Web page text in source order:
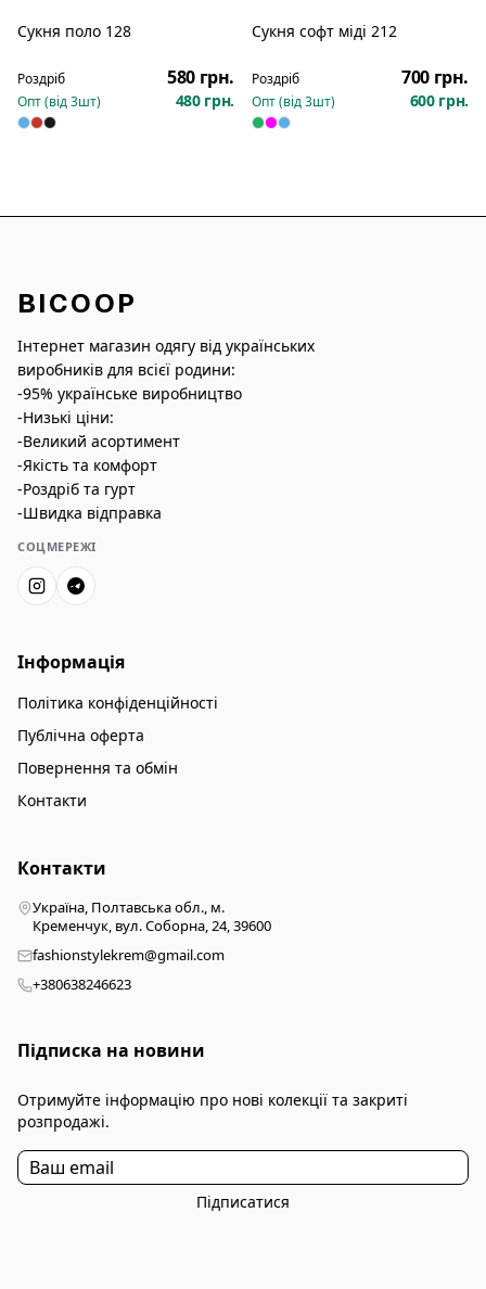
Сукня поло 128
Роздріб 580 грн.
Опт (від3шт) 480 грн.
Новинка
Сукня софт міді 212
Роздріб 700 грн.
Опт (від3шт) 600 грн.
BICOOP
Інтернет магазин одягу від українських
виробників для всієї родини:
-95% українське виробництво
-Низькі ціни:
-Великий асортимент
-Якість та комфорт
-Роздріб та гурт
-Швидка відправка
СОЦМЕРЕЖІ
Інформація
Політика конфіденційності
Публічна оферта
Повернення та обмін
Контакти
Контакти
Україна, Полтавська обл., м.
Кременчук, вул. Соборна, 24, 39600
fashionstylekrem@gmail.com
+380638246623
Підписка на новини
Отримуйте інформацію про нові колекції та закриті
розпродажі.
Підписатися